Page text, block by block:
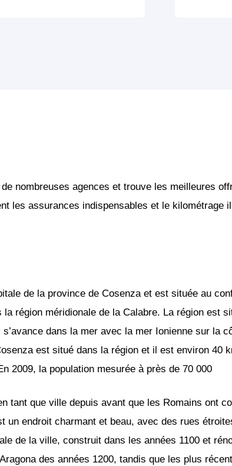
nombreuses agences et trouve les meilleures
les assurances indispensables et le kilométrage
de la province de Cosenza et est située au
la région méridionale de la Calabre. La région est
s’avance dans la mer avec la mer Ionienne sur la
est situé dans la région et il est environ 40
2009, la population mesurée à près de 70 000
tant que ville depuis avant que les Romains ont
un endroit charmant et beau, avec des rues
de la ville, construit dans les années 1100 et
des années 1200, tandis que les plus